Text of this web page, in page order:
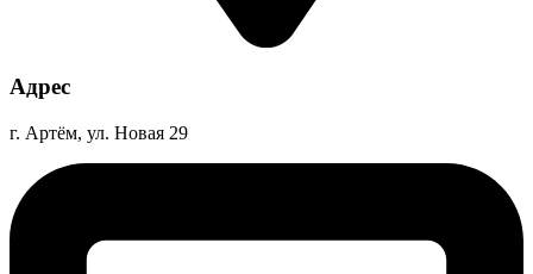
Адрес
г. Артём, ул. Новая 29